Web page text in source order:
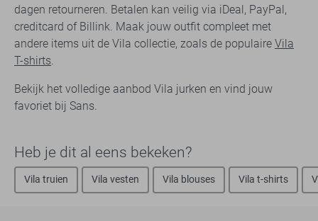
dagen retourneren. Betalen kan veilig via iDeal, PayPal,
creditcard of Billink. Maak jouw outfit compleet met
andere items uit de Vila collectie, zoals de populaire Vila
T-shirts.
Bekijk het volledige aanbod Vila jurken en vind jouw
favoriet bij Sans.
Heb je dit al eens bekeken?
Vila truien Vila vesten Vila blouses Vila t-shirts